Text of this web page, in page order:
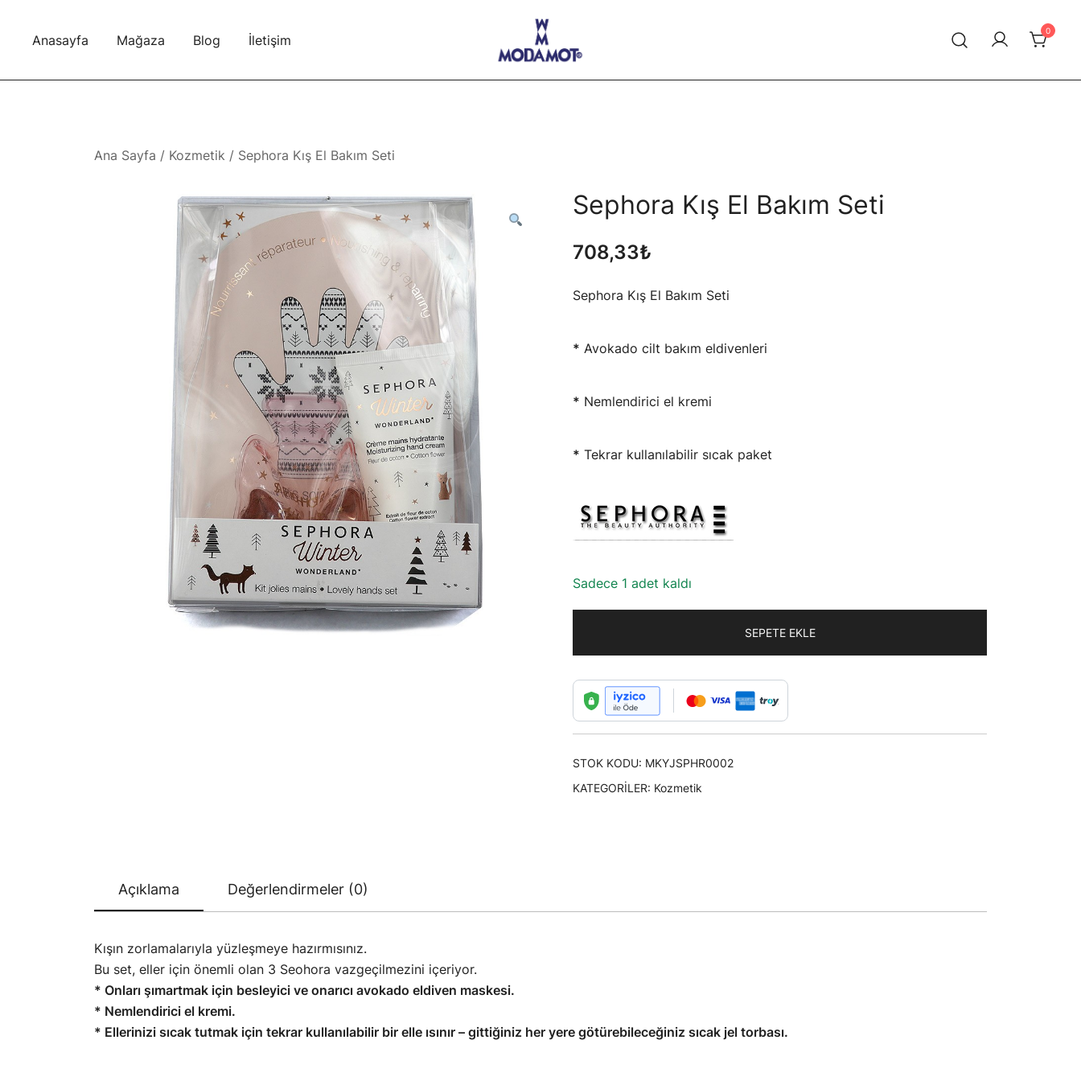
Anasayfa Mağaza Blog İletişim
Modamot E-Ticaret
0
Ana Sayfa / Kozmetik / Sephora Kış El Bakım Seti
Sephora Kış El Bakım Seti
708,33₺
Sephora Kış El Bakım Seti
* Avokado cilt bakım eldivenleri
* Nemlendirici el kremi
* Tekrar kullanılabilir sıcak paket
Sadece 1 adet kaldı
SEPETE EKLE
STOK KODU: MKYJSPHR0002
KATEGORILER: Kozmetik
Açıklama Değerlendirmeler (0)
Kışın zorlamalarıyla yüzleşmeye hazırmısınız.
Bu set, eller için önemli olan 3 Seohora vazgeçilmezini içeriyor.
* Onları şımartmak için besleyici ve onarıcı avokado eldiven maskesi.
* Nemlendirici el kremi.
* Ellerinizi sıcak tutmak için tekrar kullanılabilir bir elle ısınır – gittiğiniz her yere götürebileceğiniz sıcak jel torbası.